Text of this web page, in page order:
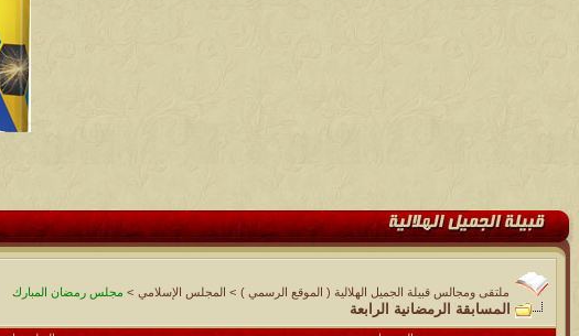
ملتقى ومجالس قبيلة الجميل الهلالية ( الموقع الرسمي ) > المجلس الإسلامي > مجلس رمضان المبارك
المسابقة الرمضانية الرابعة